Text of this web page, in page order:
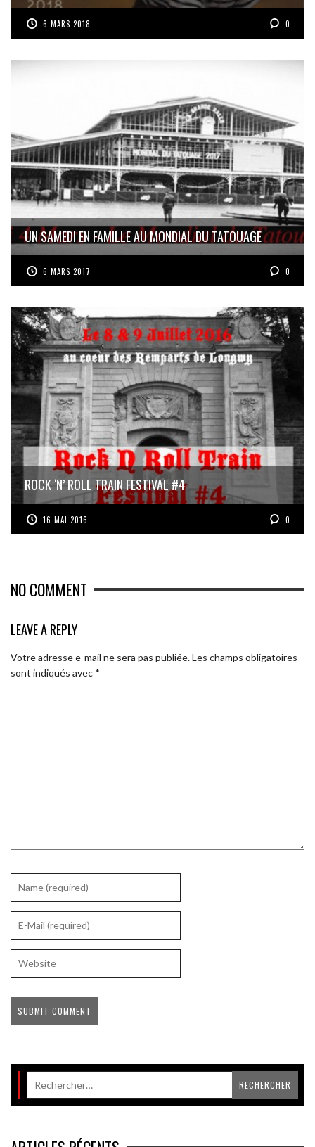
6 MARS 2018 0
UN SAMEDI EN FAMILLE AU MONDIAL DU TATOUAGE
6 MARS 2017 0
ROCK ‘N’ ROLL TRAIN FESTIVAL #4
16 MAI 2016 0
NO COMMENT
LEAVE A REPLY
Votre adresse e-mail ne sera pas publiée.Les champs obligatoires
sont indiqués avec *